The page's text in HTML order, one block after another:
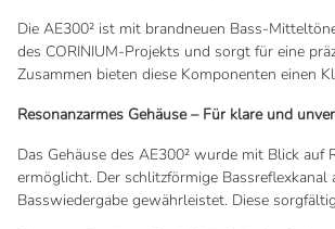
Die AE300² ist mit brandneuen Bass-
des CORINIUM-Projekts und sorgt für eine
Zusammen bieten diese Komponenten einen
Resonanzarmes Gehäuse – Für klare und
Das Gehäuse des AE300² wurde mit Blick
ermöglicht. Der schlitzförmige
Basswiedergabe gewährleistet. Diese